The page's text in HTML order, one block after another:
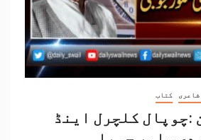
کتاب
:چوپال کلچرل اینڈ